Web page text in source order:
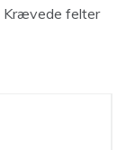
Krævede felter